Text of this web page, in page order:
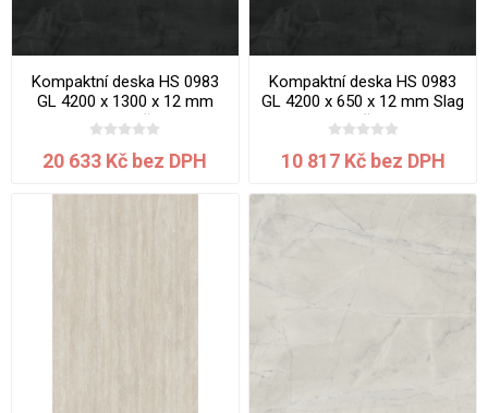
Kompaktní deska HS 0983
GL 4200 x 1300 x 12 mm
Slag jádro černé
20 633 Kč bez DPH
Kompaktní deska HS 0983
GL 4200 x 650 x 12 mm Slag
jádro černé
10 817 Kč bez DPH